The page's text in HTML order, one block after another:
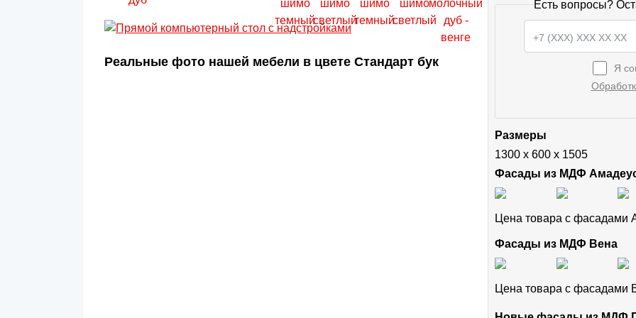
Реальные фото нашей мебели в цвете Стандарт бук
Есть вопросы?
Я
Размеры
1300 х 600 х 1505
Фасады из МДФ
Цена товара с фасадами
Фасады из МДФ Вена
Цена товара с фасадами